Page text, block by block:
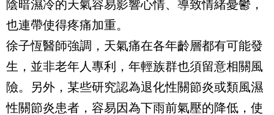
陰暗濕冷的天氣容易影響心情、導致情緒憂鬱，
也連帶使得疼痛加重。
徐子恆醫師強調，天氣痛在各年齡層都有可能發
生，並非老年人專利，年輕族群也須留意相關風
險。另外，某些研究認為退化性關節炎或類風濕
性關節炎患者，容易因為下雨前氣壓的降低，使